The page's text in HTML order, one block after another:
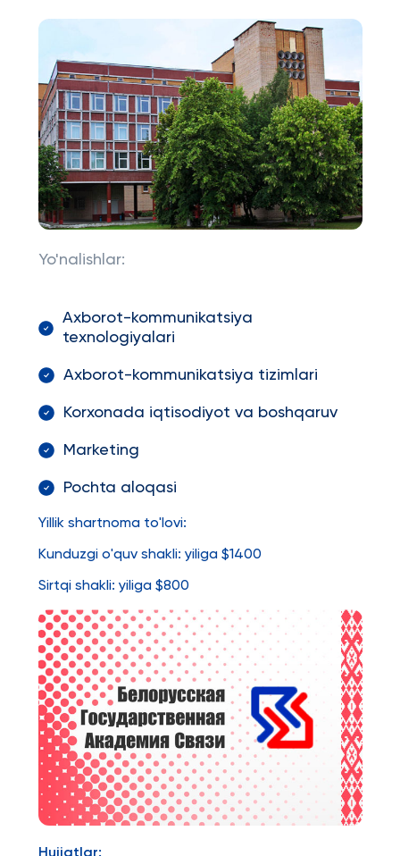
Yo'nalishlar:
Axborot-kommunikatsiya
texnologiyalari
Axborot-kommunikatsiya tizimlari
Korxonada iqtisodiyot va boshqaruv
Marketing
Pochta aloqasi
Yillik shartnoma to'lovi:
Kunduzgi o'quv shakli: yiliga $1400
Sirtqi shakli: yiliga $800
Hujjatlar: